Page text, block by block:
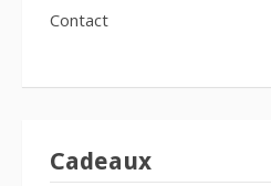
Contact
Cadeaux